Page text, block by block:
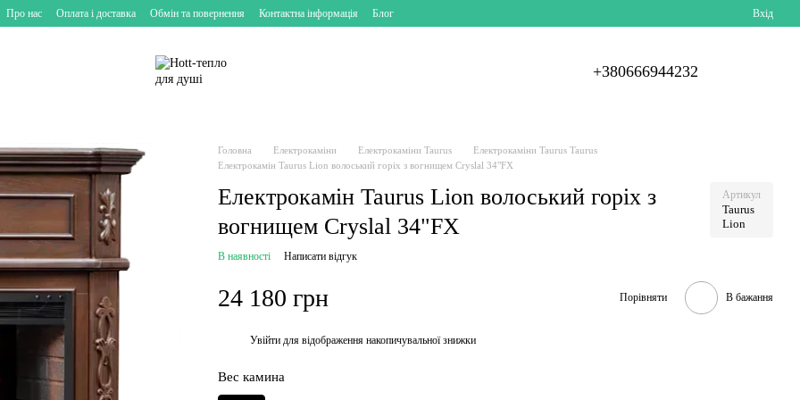
Про нас Оплата і доставка Обмін та повернення Контактна інформація Блог Вхід
+380666944232
Головна Електрокаміни Електрокаміни Taurus
Електрокаміни Taurus Taurus
Електрокамін Taurus Lion волоський горіх з вогнищем Cryslal 34"FX
Електрокамін Taurus Lion волоський горіх з
вогнищем Cryslal 34"FX
Артикул
Taurus
Lion
В наявності Написати відгук
24 180 грн Порівняти В бажання
Увійти для відображення накопичувальної знижки
Вес камина